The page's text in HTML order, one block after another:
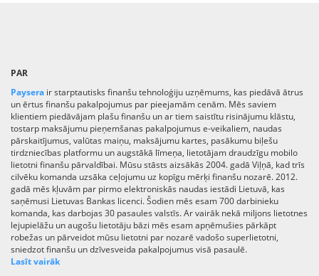
PAR
Paysera ir starptautisks finanšu tehnoloģiju uzņēmums, kas piedāvā ātrus
un ērtus finanšu pakalpojumus par pieejamām cenām. Mēs saviem
klientiem piedāvājam plašu finanšu un ar tiem saistītu risinājumu klāstu,
tostarp maksājumu pieņemšanas pakalpojumus e-veikaliem, naudas
pārskaitījumus, valūtas maiņu, maksājumu kartes, pasākumu biļešu
tirdzniecības platformu un augstākā līmeņa, lietotājam draudzīgu mobilo
lietotni finanšu pārvaldībai. Mūsu stāsts aizsākās 2004. gadā Viļņā, kad trīs
cilvēku komanda uzsāka ceļojumu uz kopīgu mērķi finanšu nozarē. 2012.
gadā mēs kļuvām par pirmo elektroniskās naudas iestādi Lietuvā, kas
saņēmusi Lietuvas Bankas licenci. Šodien mēs esam 700 darbinieku
komanda, kas darbojas 30 pasaules valstīs. Ar vairāk nekā miljons lietotnes
lejupielāžu un augošu lietotāju bāzi mēs esam apņēmušies pārkāpt
robežas un pārveidot mūsu lietotni par nozarē vadošo superlietotni,
sniedzot finanšu un dzīvesveida pakalpojumus visā pasaulē.
Lasīt vairāk